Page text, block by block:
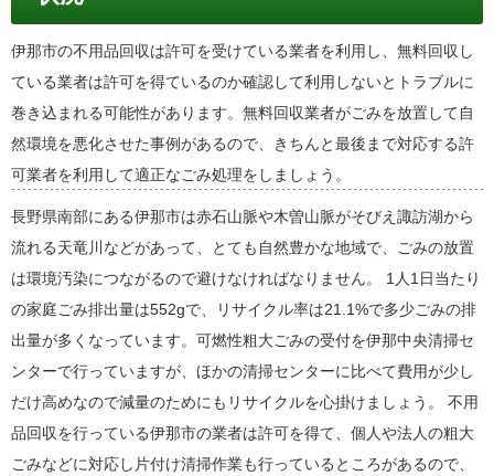
伊那市の不用品回収は許可を受けている業者を利用し、無料回収し
ている業者は許可を得ているのか確認して利用しないとトラブルに
巻き込まれる可能性があります。無料回収業者がごみを放置して自
然環境を悪化させた事例があるので、きちんと最後まで対応する許
可業者を利用して適正なごみ処理をしましょう。
長野県南部にある伊那市は赤石山脈や木曽山脈がそびえ諏訪湖から
流れる天竜川などがあって、とても自然豊かな地域で、ごみの放置
は環境汚染につながるので避けなければなりません。 1人1日当たり
の家庭ごみ排出量は552gで、リサイクル率は21.1%で多少ごみの排
出量が多くなっています。可燃性粗大ごみの受付を伊那中央清掃セ
ンターで行っていますが、ほかの清掃センターに比べて費用が少し
だけ高めなので減量のためにもリサイクルを心掛けましょう。 不用
品回収を行っている伊那市の業者は許可を得て、個人や法人の粗大
ごみなどに対応し片付け清掃作業も行っているところがあるので、